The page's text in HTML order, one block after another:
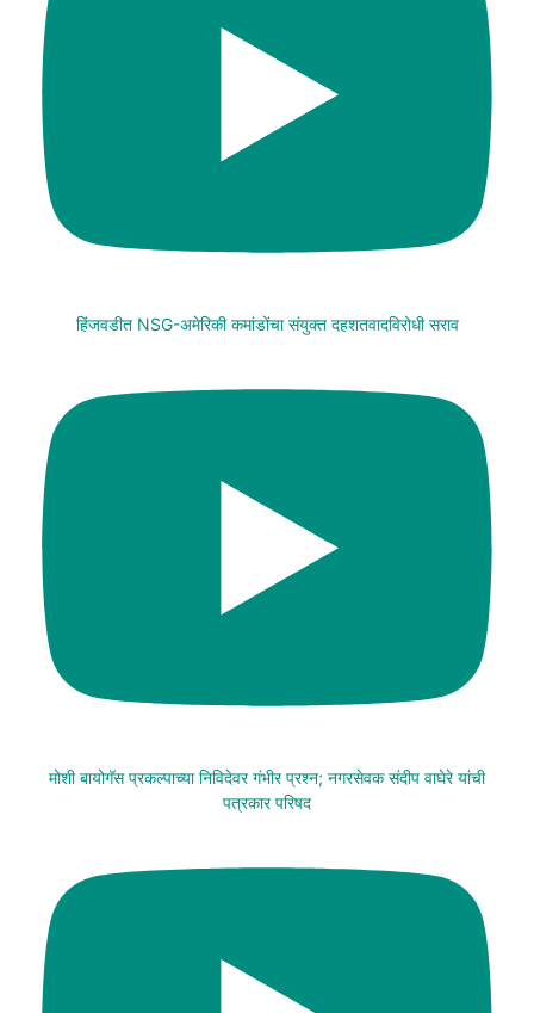
हिंजवडीत NSG-अमेरिकी कमांडोंचा संयुक्त दहशतवादविरोधी सराव
मोशी बायोगॅस प्रकल्पाच्या निविदेवर गंभीर प्रश्न; नगरसेवक संदीप वाघेरे यांची
पत्रकार परिषद